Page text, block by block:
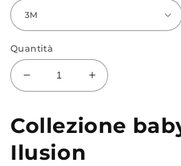
Quantità
Diminuisci
quantità
Coprispalle
Aumenta
quantità
Coprispalle
Collezione
Ilusion